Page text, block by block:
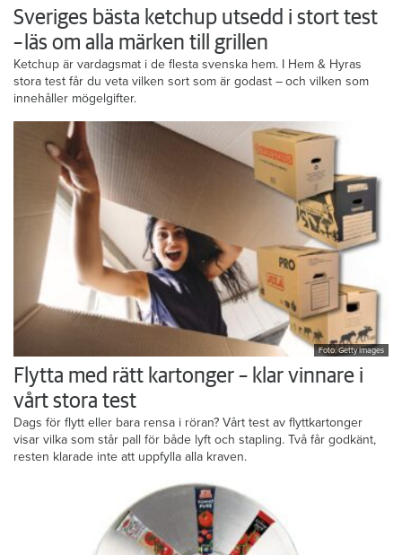
Sveriges bästa ketchup utsedd i stort test
– läs om alla märken till grillen
Ketchup är vardagsmat i de flesta svenska hem. I Hem & Hyras
stora test får du veta vilken sort som är godast – och vilken som
innehåller mögelgifter.
Foto: Getty Images
Flytta med rätt kartonger – klar vinnare i
vårt stora test
Dags för flytt eller bara rensa i röran? Vårt test av flyttkartonger
visar vilka som står pall för både lyft och stapling. Två får godkänt,
resten klarade inte att uppfylla alla kraven.